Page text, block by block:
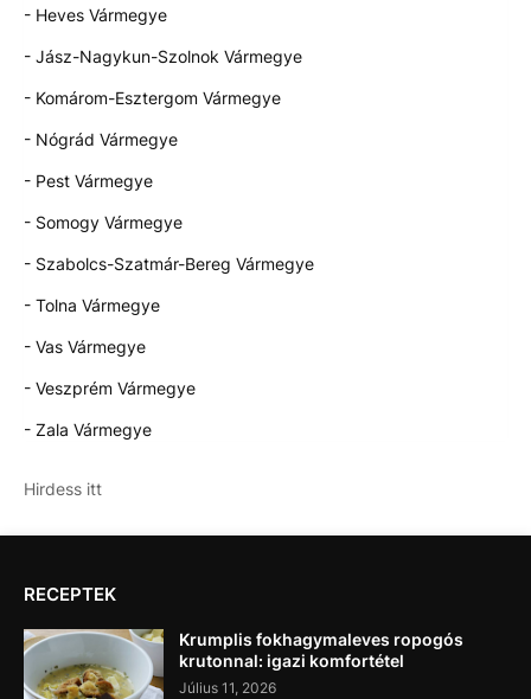
- Heves Vármegye
- Jász-Nagykun-Szolnok Vármegye
- Komárom-Esztergom Vármegye
- Nógrád Vármegye
- Pest Vármegye
- Somogy Vármegye
- Szabolcs-Szatmár-Bereg Vármegye
- Tolna Vármegye
- Vas Vármegye
- Veszprém Vármegye
- Zala Vármegye
Hirdess itt
RECEPTEK
Krumplis fokhagymaleves ropogós
krutonnal: igazi komfortétel
Július 11, 2026